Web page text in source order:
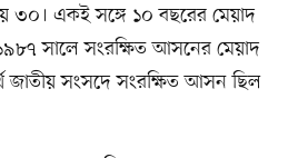
৩০। একই সঙ্গে ১০ বছরের মেয়াদ
সালে সংরক্ষিত আসনের মেয়াদ
জাতীয় সংসদে সংরক্ষিত আসন ছিল